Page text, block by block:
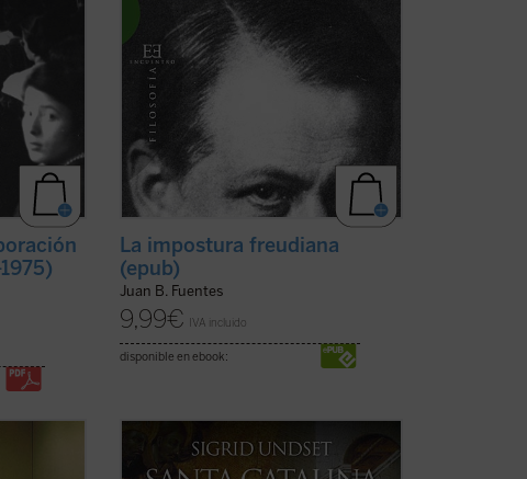
La impostura freudiana
(epub)
Juan B. Fuentes
9,99€ IVA incluido
disponible en ebook:
como la
«De tiempo en tiempo se ha discutido
[...] qué ha hecho el Cristianismo por la